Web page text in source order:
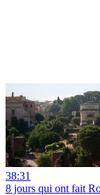
38:31
8 jours qui ont fait